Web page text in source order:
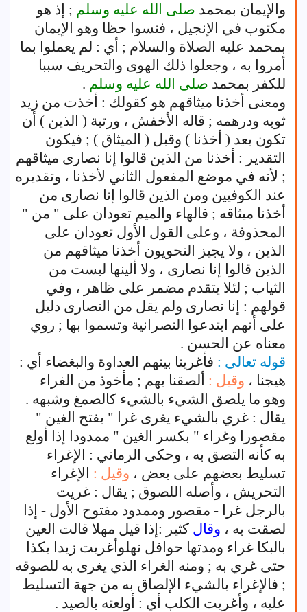
والإيمان بمحمد صلى الله عليه وسلم ; إذ هو
مكتوب في الإنجيل ، فنسوا حظا وهو الإيمان
بمحمد عليه الصلاة والسلام ; أي : لم يعملوا بما
أمروا به ، وجعلوا ذلك الهوى والتحريف سببا
للكفر بمحمد صلى الله عليه وسلم .
ومعنى أخذنا ميثاقهم هو كقولك : أخذت من زيد
ثوبه ودرهمه ; قاله الأخفش ، ورتبة ( الذين ) أن
تكون بعد ( أخذنا ) وقبل ( الميثاق ) ; فيكون
التقدير : أخذنا من الذين قالوا إنا نصارى ميثاقهم
; لأنه في موضع المفعول الثاني لأخذنا ، وتقديره
عند الكوفيين ومن الذين قالوا إنا نصارى من
أخذنا ميثاقه ; فالهاء والميم تعودان على " من "
المحذوفة ، وعلى القول الأول تعودان على
الذين ، ولا يجيز النحويون أخذنا ميثاقهم من
الذين قالوا إنا نصارى ، ولا ألينها لبست من
الثياب ; لئلا يتقدم مضمر على ظاهر ، وفي
قولهم : إنا نصارى ولم يقل من النصارى دليل
على أنهم ابتدعوا النصرانية وتسموا بها ; روي
معناه عن الحسن .
قوله تعالى : فأغرينا بينهم العداوة والبغضاء أي :
هيجنا ، وقيل : ألصقنا بهم ; مأخوذ من الغراء
وهو ما يلصق الشيء بالشيء كالصمغ وشبهه .
يقال : غري بالشيء يغرى غرا " بفتح الغين "
مقصورا وغراء " بكسر الغين " ممدودا إذا أولع
به كأنه التصق به ، وحكى الرماني : الإغراء
تسليط بعضهم على بعض ، وقيل : الإغراء
التحريش ، وأصله اللصوق ; يقال : غريت
بالرجل غرا - مقصور وممدود مفتوح الأول - إذا
لصقت به ، وقال كثير :إذا قيل مهلا قالت العين
بالبكا غراء ومدتها حوافل نهلوأغريت زيدا بكذا
حتى غري به ; ومنه الغراء الذي يغرى به للصوقه
; فالإغراء بالشيء الإلصاق به من جهة التسليط
عليه ، وأغريت الكلب أي : أولعته بالصيد .